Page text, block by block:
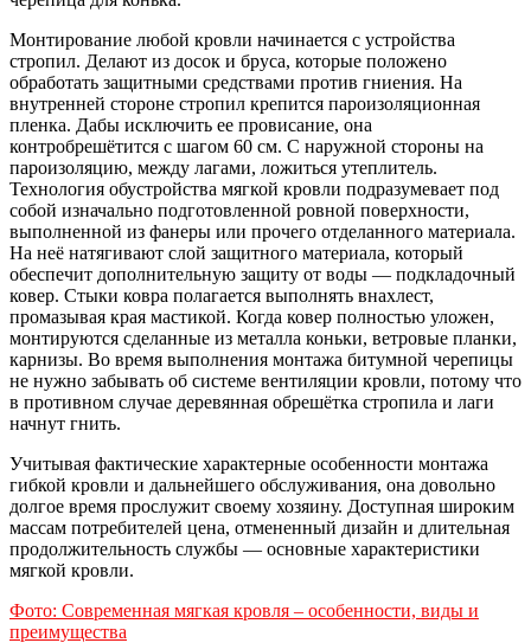
Монтирование любой кровли начинается с устройства
стропил. Делают из досок и бруса, которые положено
обработать защитными средствами против гниения. На
внутренней стороне стропил крепится пароизоляционная
пленка. Дабы исключить ее провисание, она
контробрешётится с шагом 60 см. С наружной стороны на
пароизоляцию, между лагами, ложиться утеплитель.
Технология обустройства мягкой кровли подразумевает под
собой изначально подготовленной ровной поверхности,
выполненной из фанеры или прочего отделанного материала.
На неё натягивают слой защитного материала, который
обеспечит дополнительную защиту от воды — подкладочный
ковер. Стыки ковра полагается выполнять внахлест,
промазывая края мастикой. Когда ковер полностью уложен,
монтируются сделанные из металла коньки, ветровые планки,
карнизы. Во время выполнения монтажа битумной черепицы
не нужно забывать об системе вентиляции кровли, потому что
в противном случае деревянная обрешётка стропила и лаги
начнут гнить.
Учитывая фактические характерные особенности монтажа
гибкой кровли и дальнейшего обслуживания, она довольно
долгое время прослужит своему хозяину. Доступная широким
массам потребителей цена, отмененный дизайн и длительная
продолжительность службы — основные характеристики
мягкой кровли.
Фото: Современная мягкая кровля – особенности, виды и
преимущества